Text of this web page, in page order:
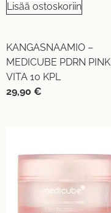
Lisää ostoskoriin
KANGASNAAMIO –
MEDICUBE PDRN PINK
VITA 10 KPL
29,90 €